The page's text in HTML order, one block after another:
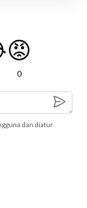
😡
0
dan diatur